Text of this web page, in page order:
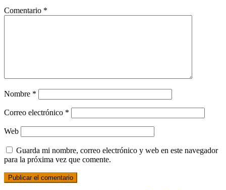
Comentario *
Nombre *
Correo electrónico *
Web
Guarda mi nombre, correo electrónico y web en este navegador
para la próxima vez que comente.